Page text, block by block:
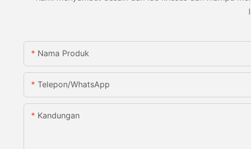
Nama Produk
Telepon/WhatsApp
Kandungan